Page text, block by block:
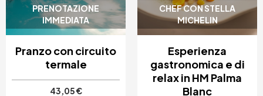
PRENOTAZIONE
IMMEDIATA
Pranzo con circuito
termale
43,05 €
CHEF CON STELLA
MICHELIN
Esperienza
gastronomica e di
relax in HM Palma
Blanc